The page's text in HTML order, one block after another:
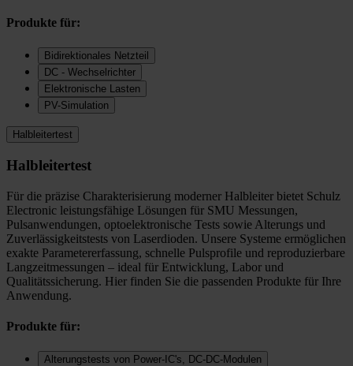
Produkte für:
Bidirektionales Netzteil
DC - Wechselrichter
Elektronische Lasten
PV-Simulation
Halbleitertest
Halbleitertest
Für die präzise Charakterisierung moderner Halbleiter bietet Schulz
Electronic leistungsfähige Lösungen für SMU Messungen,
Pulsanwendungen, optoelektronische Tests sowie Alterungs und
Zuverlässigkeitstests von Laserdioden. Unsere Systeme ermöglichen
exakte Parametererfassung, schnelle Pulsprofile und reproduzierbare
Langzeitmessungen – ideal für Entwicklung, Labor und
Qualitätssicherung. Hier finden Sie die passenden Produkte für Ihre
Anwendung.
Produkte für:
Alterungstests von Power-IC's, DC-DC-Modulen